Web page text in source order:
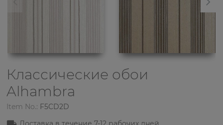
Классические обои
Alhambra
Item No.: F5CD2D